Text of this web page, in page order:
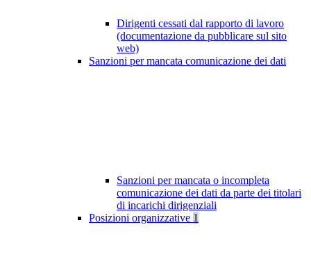
Dirigenti cessati dal rapporto di lavoro
(documentazione da pubblicare sul sito
web)
Sanzioni per mancata comunicazione dei dati
Sanzioni per mancata o incompleta
comunicazione dei dati da parte dei titolari
di incarichi dirigenziali
Posizioni organizzative 1